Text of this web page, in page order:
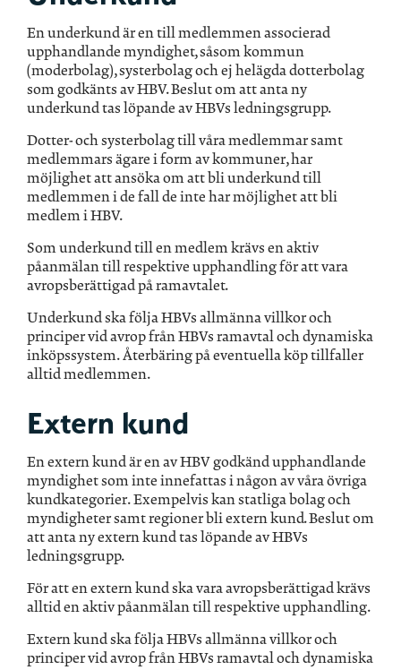
En underkund är en till medlemmen associerad
upphandlande myndighet, såsom kommun
(moderbolag), systerbolag och ej helägda dotterbolag
som godkänts av HBV. Beslut om att anta ny
underkund tas löpande av HBVs ledningsgrupp.
Dotter- och systerbolag till våra medlemmar samt
medlemmars ägare i form av kommuner, har
möjlighet att ansöka om att bli underkund till
medlemmen i de fall de inte har möjlighet att bli
medlem i HBV.
Som underkund till en medlem krävs en aktiv
påanmälan till respektive upphandling för att vara
avropsberättigad på ramavtalet.
Underkund ska följa HBVs allmänna villkor och
principer vid avrop från HBVs ramavtal och dynamiska
inköpssystem. Återbäring på eventuella köp tillfaller
alltid medlemmen.
Extern kund
En extern kund är en av HBV godkänd upphandlande
myndighet som inte innefattas i någon av våra övriga
kundkategorier. Exempelvis kan statliga bolag och
myndigheter samt regioner bli extern kund. Beslut om
att anta ny extern kund tas löpande av HBVs
ledningsgrupp.
För att en extern kund ska vara avropsberättigad krävs
alltid en aktiv påanmälan till respektive upphandling.
Extern kund ska följa HBVs allmänna villkor och
principer vid avrop från HBVs ramavtal och dynamiska